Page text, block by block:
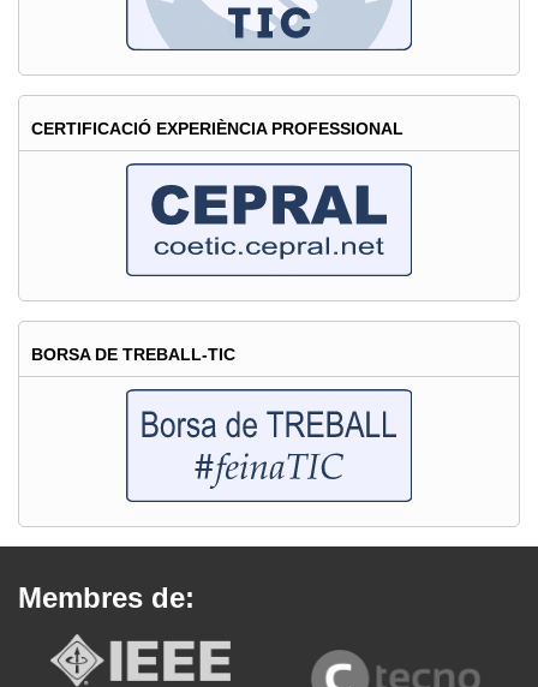
CERTIFICACIÓ EXPERIÈNCIA PROFESSIONAL
BORSA DE TREBALL-TIC
Membres de: